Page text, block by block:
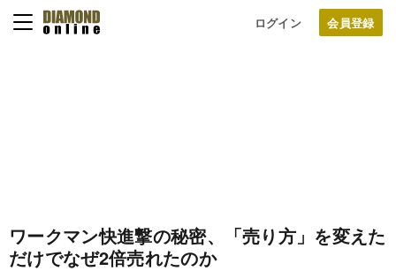
ログイン
ワークマン快進撃の秘密、「売り方」を変えた
だけでなぜ2倍売れたのか